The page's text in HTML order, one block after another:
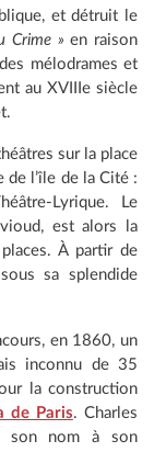
et détruit le
Crime » en raison
mélodrames et
au XVIIIe siècle
sur la place
de l’île de la Cité :
Lyrique. Le
est alors la
À partir de
sa splendide
en 1860, un
inconnu de 35
la construction
de Paris. Charles
son nom à son